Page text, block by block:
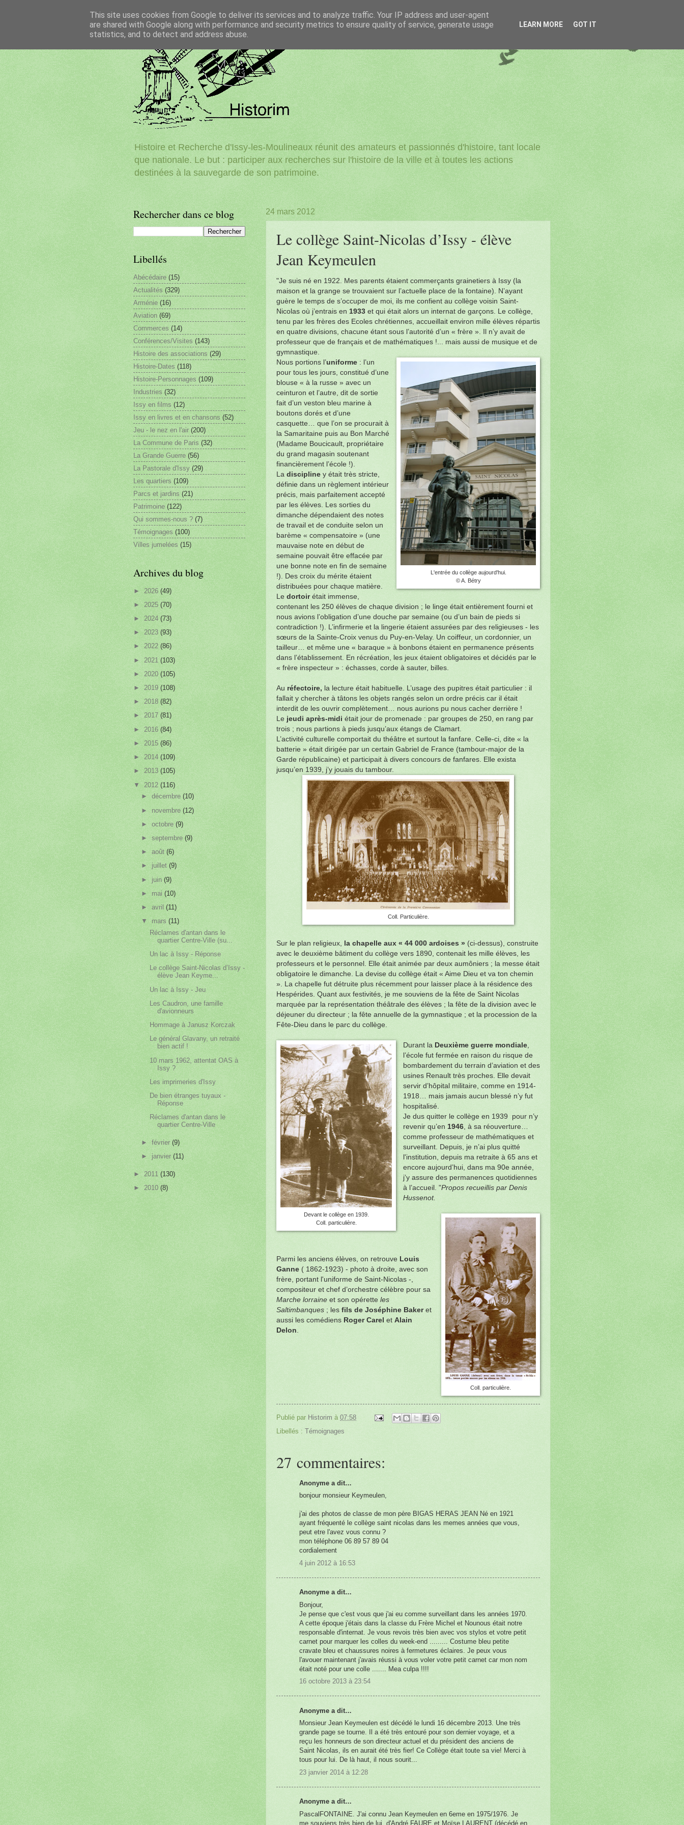
Histoire et Recherche d'Issy-les-Moulineaux réunit des amateurs et passionnés d'histoire, tant locale
que nationale. Le but : participer aux recherches sur l'histoire de la ville et à toutes les actions
destinées à la sauvegarde de son patrimoine.
24 mars 2012
Le collège Saint-Nicolas d’Issy - élève
Jean Keymeulen
"Je suis né en 1922. Mes parents étaient commerçants grainetiers à Issy (la
maison et la grange se trouvaient sur l’actuelle place de la fontaine). N’ayant
guère le temps de s’occuper de moi, ils me confient au collège voisin Saint-
Nicolas où j’entrais en 1933 et qui était alors un internat de garçons. Le collège,
tenu par les frères des Ecoles chrétiennes, accueillait environ mille élèves répartis
en quatre divisions, chacune étant sous l’autorité d’un « frère ». Il n’y avait de
professeur que de français et de mathématiques !... mais aussi de musique et de
gymnastique.
L'entrée du collège aujourd'hui.
© A. Bétry
Nous portions l’uniforme : l’un
pour tous les jours, constitué d’une
blouse « à la russe » avec un
ceinturon et l’autre, dit de sortie
fait d’un veston bleu marine à
boutons dorés et d’une
casquette… que l’on se procurait à
la Samaritaine puis au Bon Marché
(Madame Boucicault, propriétaire
du grand magasin soutenant
financièrement l’école !).
La discipline y était très stricte,
définie dans un règlement intérieur
précis, mais parfaitement accepté
par les élèves. Les sorties du
dimanche dépendaient des notes
de travail et de conduite selon un
barème « compensatoire » (une
mauvaise note en début de
semaine pouvait être effacée par
une bonne note en fin de semaine
!). Des croix du mérite étaient
distribuées pour chaque matière.
Le dortoirétait immense,
contenant les 250 élèves de chaque division ; le linge était entièrement fourni et
nous avions l’obligation d’une douche par semaine (ou d’un bain de pieds si
contradiction !). L’infirmerie et la lingerie étaient assurées par des religieuses - les
sœurs de la Sainte-Croix venus du Puy-en-Velay. Un coiffeur, un cordonnier, un
tailleur… et même une « baraque » à bonbons étaient en permanence présents
dans l’établissement. En récréation, les jeux étaient obligatoires et décidés par le
« frère inspecteur » : échasses, corde à sauter, billes.
Au réfectoire, la lecture était habituelle. L’usage des pupitres était particulier : il
fallait y chercher à tâtons les objets rangés selon un ordre précis car il était
interdit de les ouvrir complètement… nous aurions pu nous cacher derrière !
Le jeudi après-midi était jour de promenade : par groupes de 250, en rang par
trois ; nous partions à pieds jusqu’aux étangs de Clamart.
L’activité culturelle comportait du théâtre et surtout la fanfare. Celle-ci, dite « la
batterie » était dirigée par un certain Gabriel de France (tambour-major de la
Garde républicaine) et participait à divers concours de fanfares. Elle exista
jusqu’en 1939, j’y jouais du tambour.
Coll. Particulière.
Sur le plan religieux, la chapelle aux « 44 000 ardoises » (ci-dessus), construite
avec le deuxième bâtiment du collège vers 1890, contenait les mille élèves, les
professeurs et le personnel. Elle était animée par deux aumôniers ; la messe était
obligatoire le dimanche. La devise du collège était « Aime Dieu et va ton chemin
». La chapelle fut détruite plus récemment pour laisser place à la résidence des
Hespérides. Quant aux festivités, je me souviens de la fête de Saint Nicolas
marquée par la représentation théâtrale des élèves ; la fête de la division avec le
déjeuner du directeur ; la fête annuelle de la gymnastique ; et la procession de la
Fête-Dieu dans le parc du collège.
Devant le collège en 1939.
Coll. particulière.
Durant la Deuxième guerre mondiale,
l’école fut fermée en raison du risque de
bombardement du terrain d’aviation et des
usines Renault très proches. Elle devait
servir d’hôpital militaire, comme en 1914-
1918… mais jamais aucun blessé n’y fut
hospitalisé.
Je dus quitter le collège en 1939 pour n’y
revenir qu’en 1946, à sa réouverture…
comme professeur de mathématiques et
surveillant. Depuis, je n’ai plus quitté
l'institution, depuis ma retraite à 65 ans et
encore aujourd’hui, dans ma 90e année,
j’y assure des permanences quotidiennes
à l’accueil. "Propos recueillis par Denis
Hussenot.
Coll. particulière.
Parmi les anciens élèves, on retrouve Louis
Ganne ( 1862-1923) - photo à droite, avec son
frère, portant l'uniforme de Saint-Nicolas -,
compositeur et chef d’orchestre célèbre pour sa
Marche lorraine et son opérette les
Saltimbanques ; les fils de Joséphine Bakeret
aussi les comédiens Roger Carel et Alain
Delon
Publié par Historim à 07:58
Libellés : Témoignages
27 commentaires:
Anonyme a dit…
bonjour monsieur Keymeulen,
j'ai des photos de classe de mon père BIGAS HERAS JEAN Né en 1921
ayant fréquenté le collège saint nicolas dans les memes années que vous,
peut etre l'avez vous connu ?
mon téléphone 06 89 57 89 04
cordialement
4 juin 2012 à 16:53
Anonyme a dit…
Bonjour,
Je pense que c'est vous que j'ai eu comme surveillant dans les années 1970.
A cette époque j'étais dans la classe du Frère Michel et Nounous était notre
responsable d'internat. Je vous revois très bien avec vos stylos et votre petit
carnet pour marquer les colles du week-end ......... Costume bleu petite
cravate bleu et chaussures noires à fermetures éclaires. Je peux vous
l'avouer maintenant j'avais réussi à vous voler votre petit carnet car mon nom
était noté pour une colle ....... Mea culpa !!!!
16 octobre 2013 à 23:54
Anonyme a dit…
Monsieur Jean Keymeulen est décédé le lundi 16 décembre 2013. Une très
grande page se tourne. Il a été très entouré pour son dernier voyage, et a
reçu les honneurs de son directeur actuel et du président des anciens de
Saint Nicolas, ils en aurait été très fier! Ce Collège était toute sa vie! Merci à
tous pour lui. De là haut, il nous sourit...
23 janvier 2014 à 12:28
Anonyme a dit…
PascalFONTAINE. J'ai connu Jean Keymeulen en 6eme en 1975/1976. Je
me souviens très bien de lui, d'André FAURE et Moïse LAURENT (décédé en
Rechercher dans ce blog
Libellés
Abécédaire (15)
Actualités (329)
Arménie (16)
Aviation (69)
Commerces (14)
Conférences/Visites (143)
Histoire des associations (29)
Histoire-Dates (118)
Histoire-Personnages (109)
Industries (32)
Issy en films (12)
Issy en livres et en chansons (52)
Jeu - le nez en l'air (200)
La Commune de Paris (32)
La Grande Guerre (56)
La Pastorale d'Issy (29)
Les quartiers (109)
Parcs et jardins (21)
Patrimoine (122)
Qui sommes-nous ? (7)
Témoignages (100)
Villes jumelées (15)
Archives du blog
► 2026 (49)
► 2025 (70)
► 2024 (73)
► 2023 (93)
► 2022 (86)
► 2021 (103)
► 2020 (105)
► 2019 (108)
► 2018 (82)
► 2017 (81)
► 2016 (84)
► 2015 (86)
► 2014 (109)
► 2013 (105)
▼ 2012 (116)
►décembre(10)
► novembre(12)
►octobre(9)
►septembre(9)
►août(6)
► juillet(9)
►juin(9)
►mai(10)
►avril(11)
▼mars(11)
Réclames d'antan dans le
quartier Centre-Ville (su...
Un lac à Issy - Réponse
Le collège Saint-Nicolas d’Issy -
élève Jean Keyme...
Un lac à Issy - Jeu
Les Caudron, une famille
d'avionneurs
Hommage à Janusz Korczak
Le général Glavany, un retraité
bien actif !
10 mars 1962, attentat OAS à
Issy ?
Les imprimeries d'Issy
De bien étranges tuyaux -
Réponse
Réclames d'antan dans le
quartier Centre-Ville
►février(9)
►janvier(11)
► 2011 (130)
► 2010 (8)
This site uses cookies from Google to deliver its services and to analyze traffic. Your IP address and user-agent
are shared with Google along with performance and security metrics to ensure quality of service, generate usage
statistics, and to detect and address abuse.
LEARN MORE GOT IT